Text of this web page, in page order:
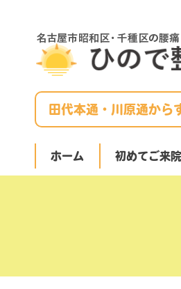
田代本通・川原通から
ホーム 初めてご来